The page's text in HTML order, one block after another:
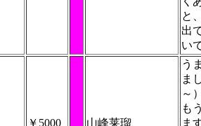
と
出
い
￥5000 山峰莱瑠
う
ま
～
も
ま